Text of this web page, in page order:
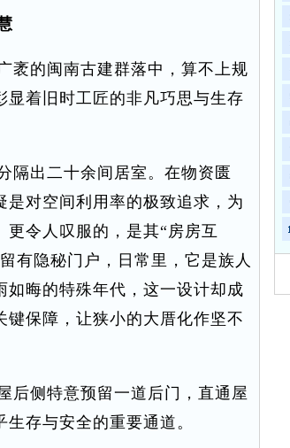
的闽南古建群落中，算不上规
着旧时工匠的非凡巧思与生存
出二十余间居室。在物资匮
对空间利用率的极致追求，为
令人叹服的，是其“房房互
有隐秘门户，日常里，它是族人
晦的特殊年代，这一设计却成
保障，让狭小的大厝化作坚不
侧特意预留一道后门，直通屋
存与安全的重要通道。